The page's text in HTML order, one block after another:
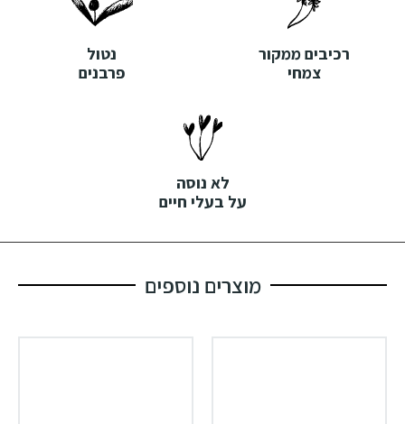
רכיבים ממקור
צמחי
נטול
פרבנים
לא נוסה
על בעלי חיים
מוצרים נוספים